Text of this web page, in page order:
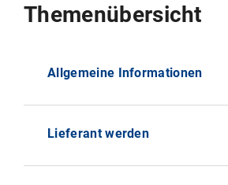
Themenübersicht
Allgemeine Informationen
Lieferant werden